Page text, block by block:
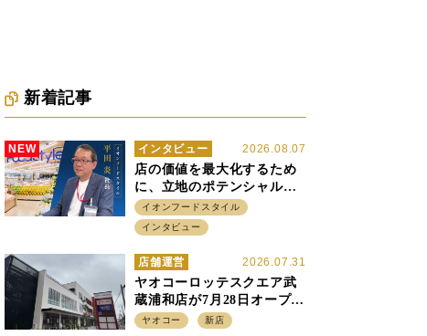
新着記事
NEW 2026.08.07
インタビュー
店の価値を最大化するため
に、立地のポテンシャルに
火をつける イオンフード
スタイル 平田 炎社長
イオンフードスタイル
インタビュー
2026.07.31
店舗運営
ヤオコーロッテスクエア武
蔵浦和店が7月28日オープ
ン、至近の惣菜繁盛店・武
ヤオコー 新店